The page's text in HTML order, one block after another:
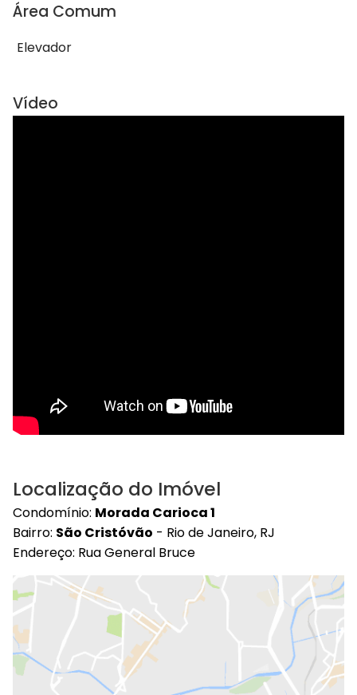
Área Comum
Elevador
Vídeo
Localização do Imóvel
Condomínio: Morada Carioca 1
Bairro: São Cristóvão - Rio de Janeiro, RJ
Endereço: Rua General Bruce